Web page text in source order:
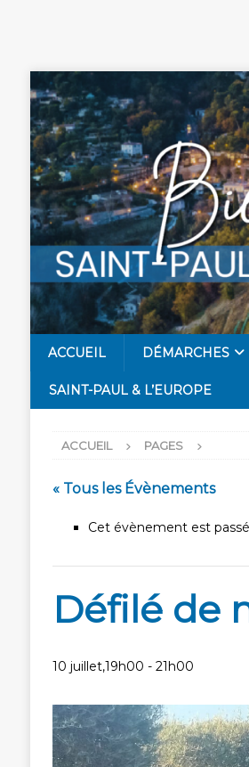
ACCUEIL DÉMARCHES
SAINT-PAUL & L’EUROPE
ACCUEIL PAGES
« Tous les Évènements
Cet évènement est
Défilé de
10 juillet,19h00 - 21h00